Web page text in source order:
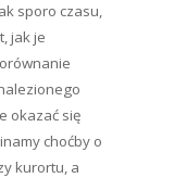
sporo czasu,
jak je
okazać się
choćby o
kurortu, a